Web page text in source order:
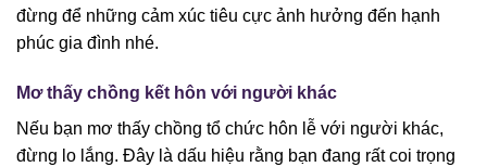
đừng để những cảm xúc tiêu cực ảnh hưởng đến hạnh
phúc gia đình nhé.
Mơ thấy chồng kết hôn với người khác
Nếu bạn mơ thấy chồng tổ chức hôn lễ với người khác,
đừng lo lắng. Đây là dấu hiệu rằng bạn đang rất coi trọng